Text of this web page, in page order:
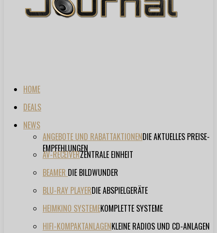
HOME
DEALS
NEWS
ANGEBOTE UND RABATTAKTIONENDIE AKTUELLES PREISE-
EMPFEHLUNGEN
AV-RECEIVERZENTRALE EINHEIT
BEAMER DIE BILDWUNDER
BLU-RAY PLAYERDIE ABSPIELGERÄTE
HEIMKINO SYSTEMEKOMPLETTE SYSTEME
HIFI-KOMPAKTANLAGENKLEINE RADIOS UND CD-ANLAGEN